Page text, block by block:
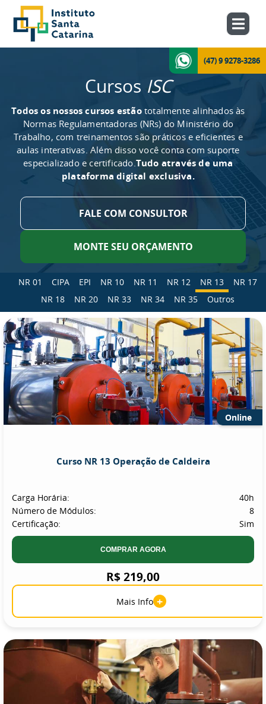
(47) 9 9278-3286
Cursos ISC
Todos os nossos cursos estãototalmente alinhados às
Normas Regulamentadoras (NRs) do Ministério do
Trabalho, com treinamentos são práticos e eficientes e
aulas interativas. Além disso você conta com suporte
especializado e certificado.Tudo através de uma
plataforma digital exclusiva.
FALE COM CONSULTOR
MONTE SEU ORÇAMENTO
NR 01 CIPA EPI NR 10 NR 11 NR 12 NR 13
NR 17
NR 18
NR 20 NR 33 NR 34 NR 35 Outros
Online
Curso NR 13 Operação de Caldeira
Carga Horária:
40h
Número de Módulos:
8
Certificação:
Sim
COMPRAR AGORA
R$ 219,00
Mais Info +